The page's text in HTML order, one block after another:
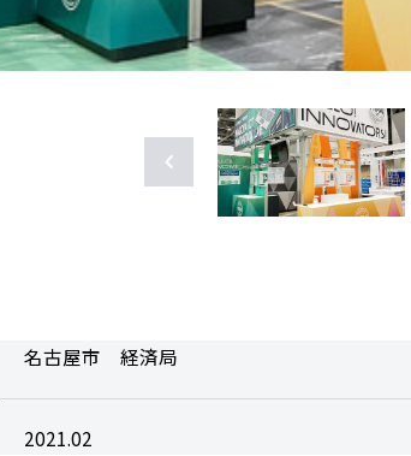
名古屋市 経済局
2021.02